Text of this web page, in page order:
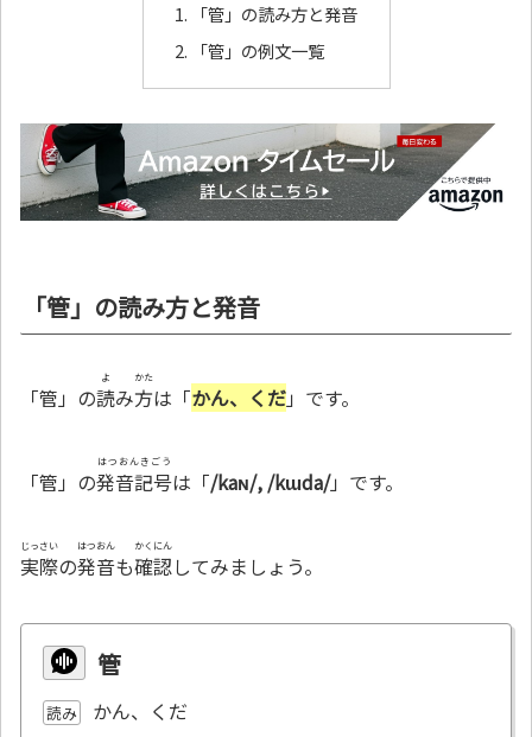
「管」の読み方と発音
「管」の例文一覧
「管」の読み方と発音
「管」の読
よ
み方
かた
は「かん、くだ」です。
「管」の発音記号
はつおんきごう
は「/kaɴ/, /kɯda/」です。
実際
じっさい
の発音
はつおん
も確認
かくにん
してみましょう。
管
読み かん、くだ